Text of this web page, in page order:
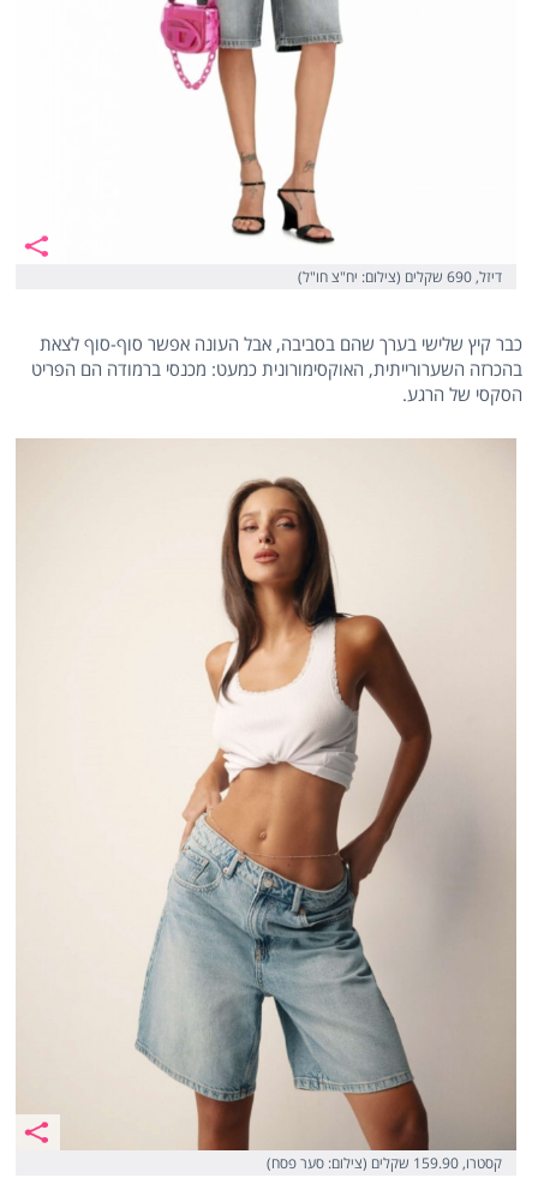
דיזל, 690 שקלים (צילום: יח"צ חו"ל)
כבר קיץ שלישי בערך שהם בסביבה, אבל העונה אפשר סוף-סוף לצאת
בהכרזה השערורייתית, האוקסימורונית כמעט: מכנסי ברמודה הם הפריט
הסקסי של הרגע.
קסטרו, 159.90 שקלים (צילום: סער פסח)